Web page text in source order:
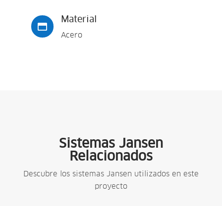

Material
Acero
Sistemas Jansen
Relacionados
Descubre los sistemas Jansen utilizados en este
proyecto